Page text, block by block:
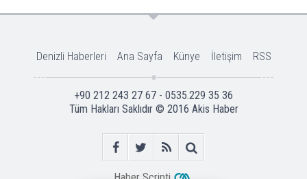
Denizli Haberleri Ana Sayfa Künye İletişim RSS
+90 212 243 27 67 - 0535.229 35 36
Tüm Hakları Saklıdır © 2016 Akis Haber